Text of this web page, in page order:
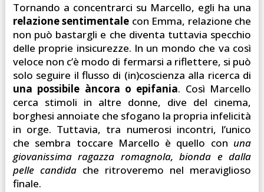
Tornando a concentrarci su Marcello, egli ha una
relazione sentimentale con Emma, relazione che
non può bastargli e che diventa tuttavia specchio
delle proprie insicurezze. In un mondo che va così
veloce non c’è modo di fermarsi a riflettere, si può
solo seguire il flusso di (in)coscienza alla ricerca di
una possibile àncora o epifania. Così Marcello
cerca stimoli in altre donne, dive del cinema,
borghesi annoiate che sfogano la propria infelicità
in orge. Tuttavia, tra numerosi incontri, l’unico
che sembra toccare Marcello è quello con una
giovanissima ragazza romagnola, bionda e dalla
pelle candidache ritroveremo nel meraviglioso
finale.